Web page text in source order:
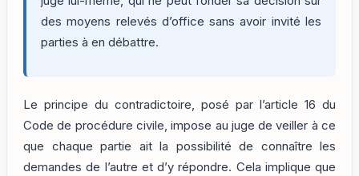
des moyens relevés d’office sans avoir invité les
parties à en débattre.
Le principe du contradictoire, posé par l’article 16 du
Code de procédure civile, impose au juge de veiller à ce
que chaque partie ait la possibilité de connaître les
demandes de l’autre et d’y répondre. Cela implique que